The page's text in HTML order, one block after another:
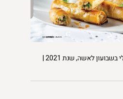
בתמונה למעלה – תמונת הפתיחה בכתבת ראש השנה (היפה) שלי בשבועון לאשה, שנת 2021 |